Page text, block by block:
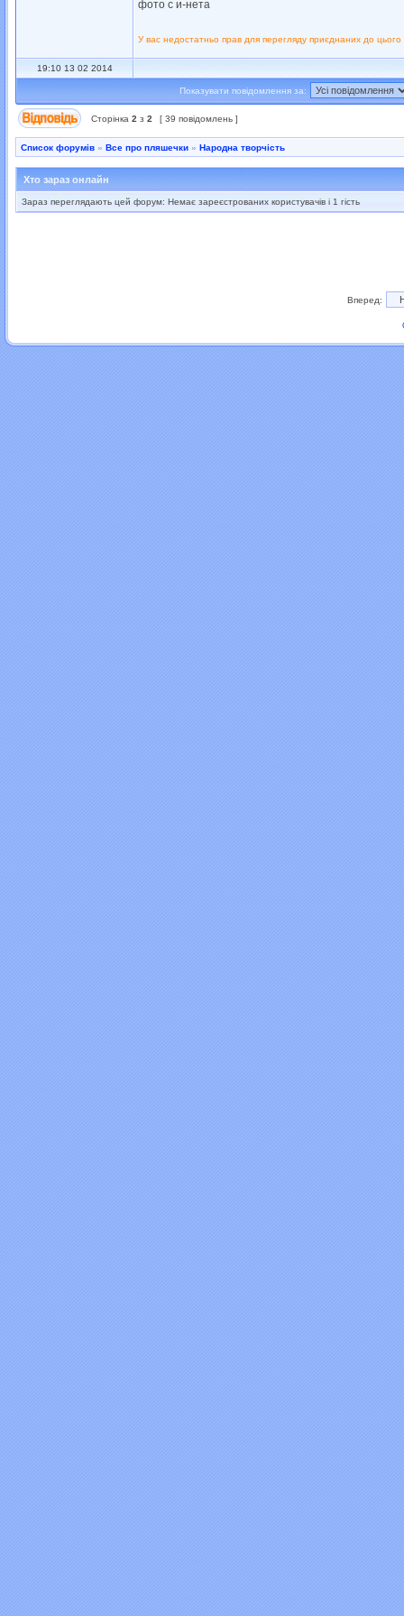
фото с и-нета
У вас недостатньо прав для перегляду приєднаних до цього
19:10 13 02 2014
Показувати повідомлення за:
Сторінка 2 з 2 [ 39 повідомлень ]
Список форумів » Все про пляшечки » Народна творчість
Хто зараз онлайн
Зараз переглядають цей форум: Немає зареєстрованих користувачів і 1 гість
Вперед: